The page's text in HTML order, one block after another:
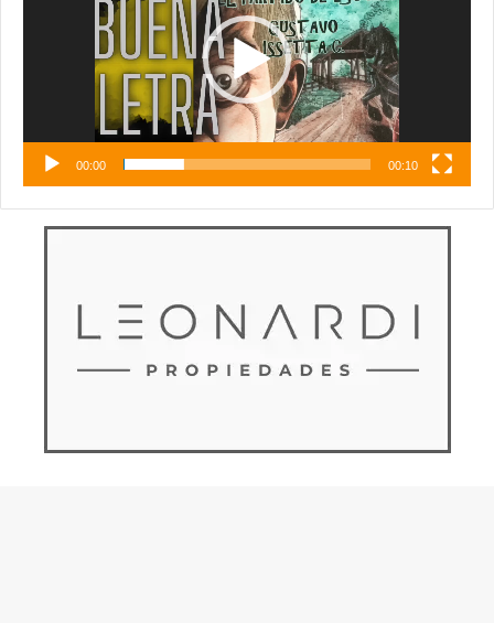
00:00 00:10